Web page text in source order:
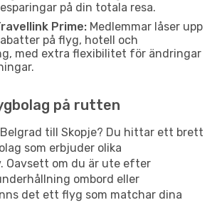
på din totala resa.
Prime: Medlemmar låser upp
på flyg, hotell och
med extra flexibilitet för ändringar
på rutten
till Skopje? Du hittar ett brett
som erbjuder olika
Oavsett om du är ute efter
ombord eller
det ett flyg som matchar dina